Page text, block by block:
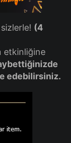
sizlerle! (4
etkinliğine
edebilirsiniz.